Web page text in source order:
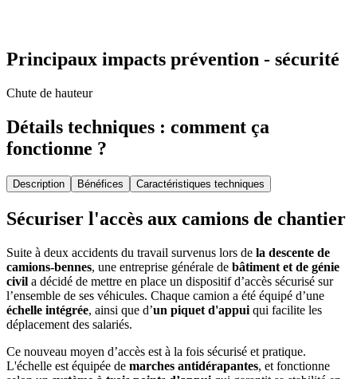
Principaux impacts prévention - sécurité
Chute de hauteur
Détails techniques : comment ça
fonctionne ?
Description Bénéfices Caractéristiques techniques
Sécuriser l'accès aux camions de chantier
Suite à deux accidents du travail survenus lors de la descente de
camions-bennes, une entreprise générale de bâtiment et de génie
civil a décidé de mettre en place un dispositif d’accès sécurisé sur
l’ensemble de ses véhicules. Chaque camion a été équipé d’une
échelle intégrée, ainsi que d’un piquet d'appui qui facilite les
déplacement des salariés.
Ce nouveau moyen d’accès est à la fois sécurisé et pratique.
L'échelle est équipée de marches antidérapantes, et fonctionne